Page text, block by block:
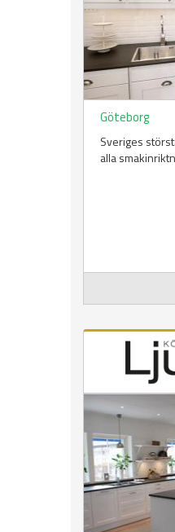
Göteborg
Sveriges
alla